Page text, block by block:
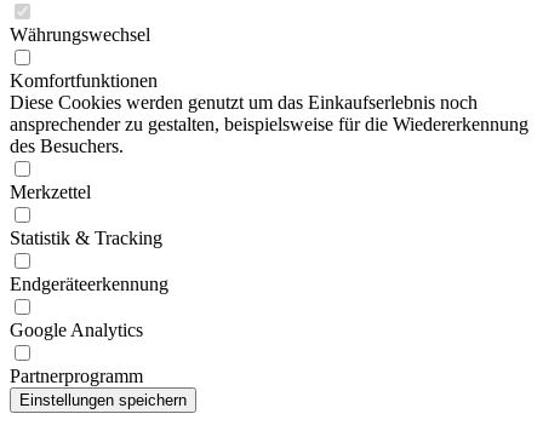
Währungswechsel
Komfortfunktionen
Diese Cookies werden genutzt um das Einkaufserlebnis noch
ansprechender zu gestalten, beispielsweise für die Wiedererkennung
des Besuchers.
Merkzettel
Statistik & Tracking
Endgeräteerkennung
Google Analytics
Partnerprogramm